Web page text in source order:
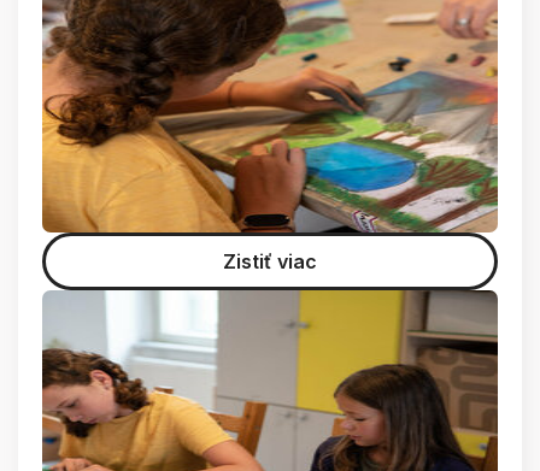
Zistiť viac